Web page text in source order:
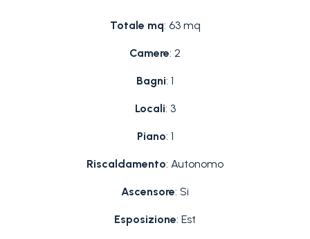
Totale mq: 63 mq
Camere: 2
Bagni: 1
Locali: 3
Piano: 1
Riscaldamento: Autonomo
Ascensore: Si
Esposizione: Est